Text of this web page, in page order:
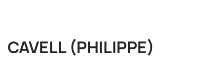
CAVELL (PHILIPPE)